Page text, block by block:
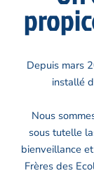
Depuis mars
installé
Nous
sous tutelle
bienveillance
Frères des